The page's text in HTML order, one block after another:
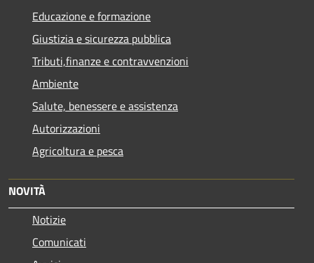
Educazione e formazione
Giustizia e sicurezza pubblica
Tributi,finanze e contravvenzioni
Ambiente
Salute, benessere e assistenza
Autorizzazioni
Agricoltura e pesca
NOVITÀ
Notizie
Comunicati